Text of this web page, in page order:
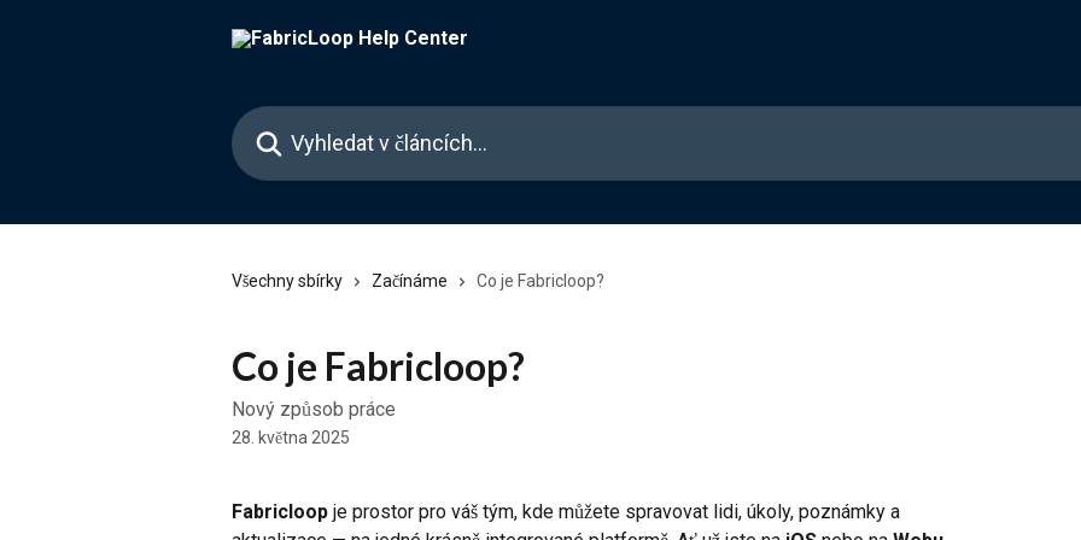
Vyhledat v článcích…
Všechny sbírky Začínáme Co je Fabricloop?
Co je Fabricloop?
Nový způsob práce
28. května 2025
Fabricloop je prostor pro váš tým, kde můžete spravovat lidi, úkoly, poznámky a